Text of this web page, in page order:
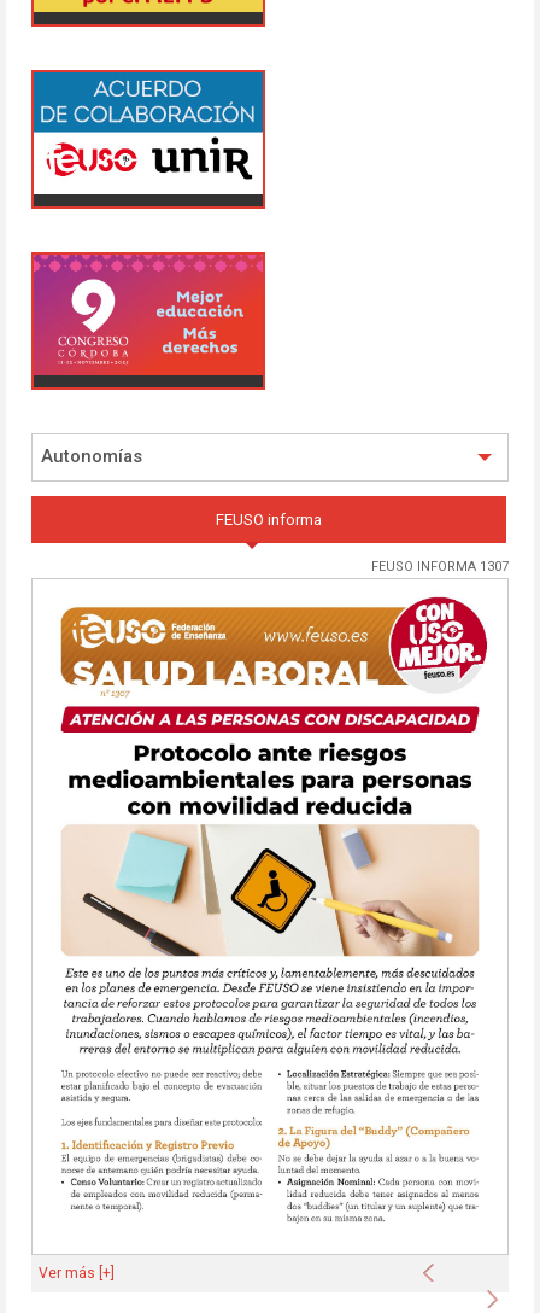
Autonomías
FEUSO informa
FEUSO INFORMA 1307
Anterior
Ver más [+]